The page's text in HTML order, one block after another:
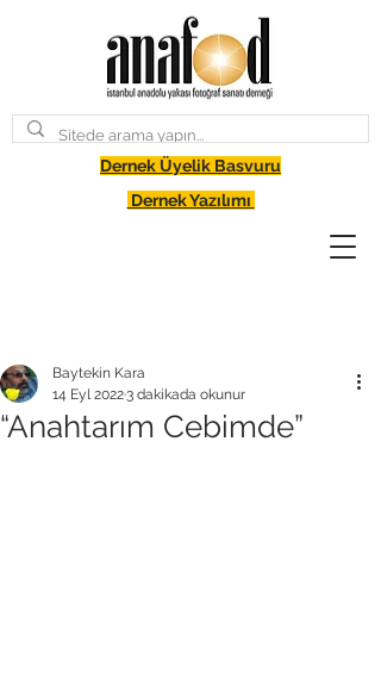
Dernek Üyelik Basvuru
Dernek Yazılımı
“Anahtarım Cebimde”
Baytekin Kara
14 Eyl 20223 dakikada okunur